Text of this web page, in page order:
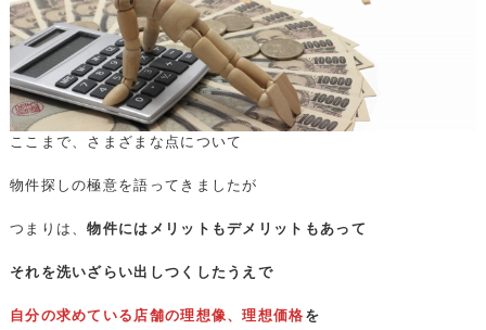
ここまで、さまざまな点について
物件探しの極意を語ってきましたが
つまりは、物件にはメリットもデメリットもあって
それを洗いざらい出しつくしたうえで
自分の求めている店舗の理想像、理想価格 を